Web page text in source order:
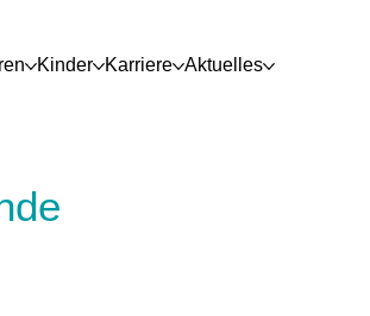
Kinder Karriere Aktuelles